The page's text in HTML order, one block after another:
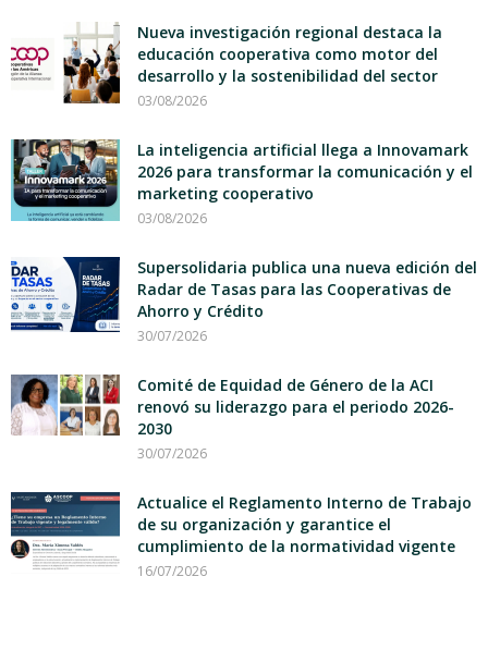
Nueva investigación regional destaca la
educación cooperativa como motor del
desarrollo y la sostenibilidad del sector
03/08/2026
La inteligencia artificial llega a Innovamark
2026 para transformar la comunicación y el
marketing cooperativo
03/08/2026
Supersolidaria publica una nueva edición del
Radar de Tasas para las Cooperativas de
Ahorro y Crédito
30/07/2026
Comité de Equidad de Género de la ACI
renovó su liderazgo para el periodo 2026-
2030
30/07/2026
Actualice el Reglamento Interno de Trabajo
de su organización y garantice el
cumplimiento de la normatividad vigente
16/07/2026